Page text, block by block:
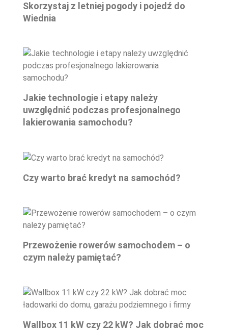
Skorzystaj z letniej pogody i pojedź do
Wiednia
Jakie technologie i etapy należy
uwzględnić podczas profesjonalnego
lakierowania samochodu?
Czy warto brać kredyt na samochód?
Przewożenie rowerów samochodem – o
czym należy pamiętać?
Wallbox 11 kW czy 22 kW? Jak dobrać moc